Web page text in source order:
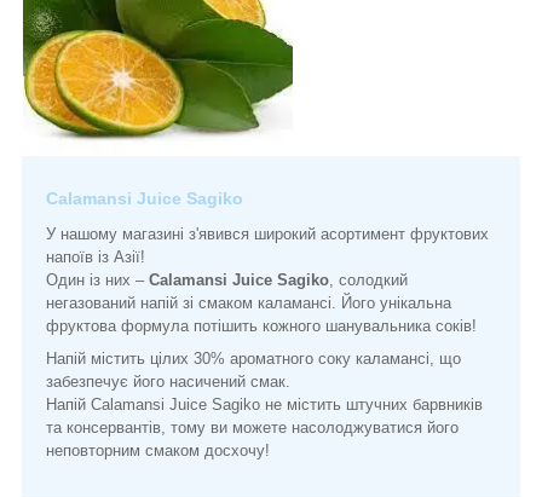
Calamansi Juice Sagiko
У нашому магазині з'явився широкий асортимент фруктових
напоїв із Азії!
Один із них – Calamansi Juice Sagiko , солодкий
негазований напій зі смаком каламансі. Його унікальна
фруктова формула потішить кожного шанувальника соків!
Напій містить цілих 30% ароматного соку каламансі, що
забезпечує його насичений смак.
Напій Calamansi Juice Sagiko не містить штучних барвників
та консервантів, тому ви можете насолоджуватися його
неповторним смаком досхочу!